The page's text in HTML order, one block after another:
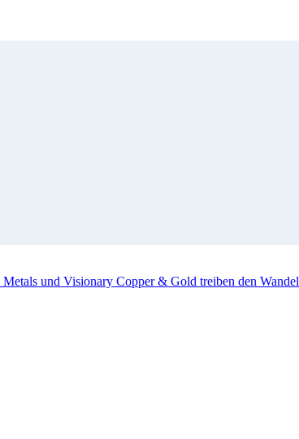
und Visionary Copper & Gold treiben den Wandel